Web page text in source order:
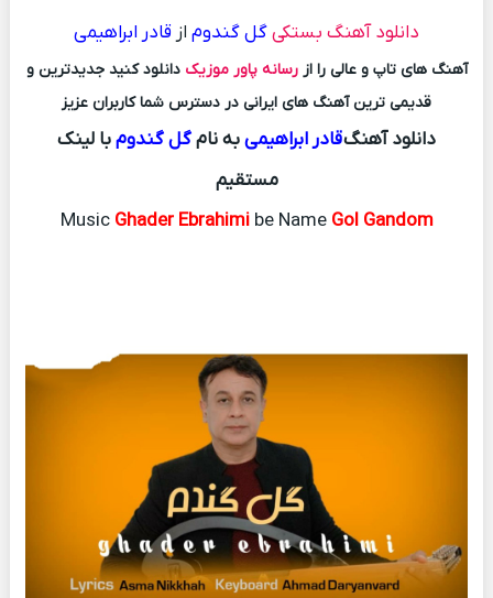
دانلود آهنگ بستکیگل گندوم از قادر ابراهیمی
آهنگ های تاپ و عالی را ازرسانه پاور موزیک دانلود کنید جدیدترین و
قدیمی ترین آهنگ های ایرانی در دسترس شما کاربران عزیز
دانلود آهنگقادر ابراهیمیبه نامگل گندومبا لینک
مستقیم
MusicGhader Ebrahimi be NameGol Gandom